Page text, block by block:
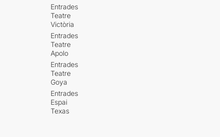
Entrades
Teatre
Victòria
Entrades
Teatre
Apolo
Entrades
Teatre
Goya
Entrades
Espai
Texas